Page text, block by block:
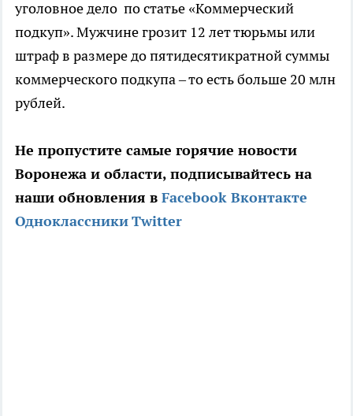
уголовное дело по статье «Коммерческий
подкуп». Мужчине грозит 12 лет тюрьмы или
штраф в размере до пятидесятикратной суммы
коммерческого подкупа – то есть больше 20 млн
рублей.
Не пропустите самые горячие новости
Воронежа и области, подписывайтесь на
наши обновления в Facebook Вконтакте
ОдноклассникиTwitter